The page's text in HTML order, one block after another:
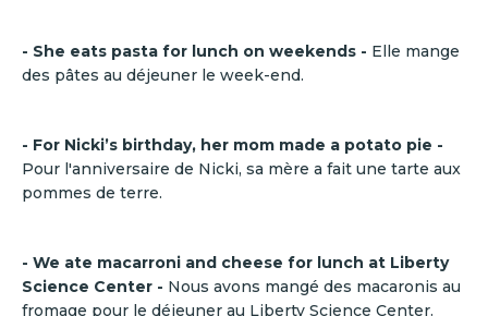
- She eats pasta for lunch on weekends - Elle mange
des pâtes au déjeuner le week-end.
- For Nicki’s birthday, her mom made a potato pie -
Pour l'anniversaire de Nicki, sa mère a fait une tarte aux
pommes de terre.
- We ate macarroni and cheese for lunch at Liberty
Science Center - Nous avons mangé des macaronis au
fromage pour le déjeuner au Liberty Science Center.